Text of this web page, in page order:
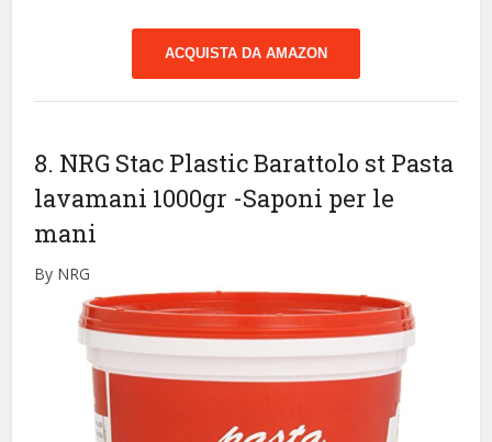
ACQUISTA DA AMAZON
8. NRG Stac Plastic Barattolo st Pasta
lavamani 1000gr -Saponi per le
mani
By NRG